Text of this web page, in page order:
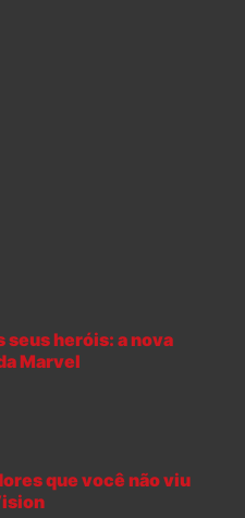
seus heróis: a nova
Marvel
que você não viu